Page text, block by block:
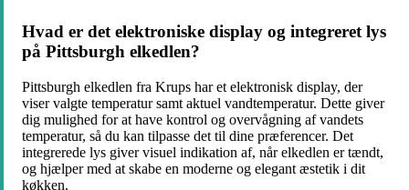
Hvad er det elektroniske display og integreret lys
på Pittsburgh elkedlen?
Pittsburgh elkedlen fra Krups har et elektronisk display, der
viser valgte temperatur samt aktuel vandtemperatur. Dette giver
dig mulighed for at have kontrol og overvågning af vandets
temperatur, så du kan tilpasse det til dine præferencer. Det
integrerede lys giver visuel indikation af, når elkedlen er tændt,
og hjælper med at skabe en moderne og elegant æstetik i dit
køkken.